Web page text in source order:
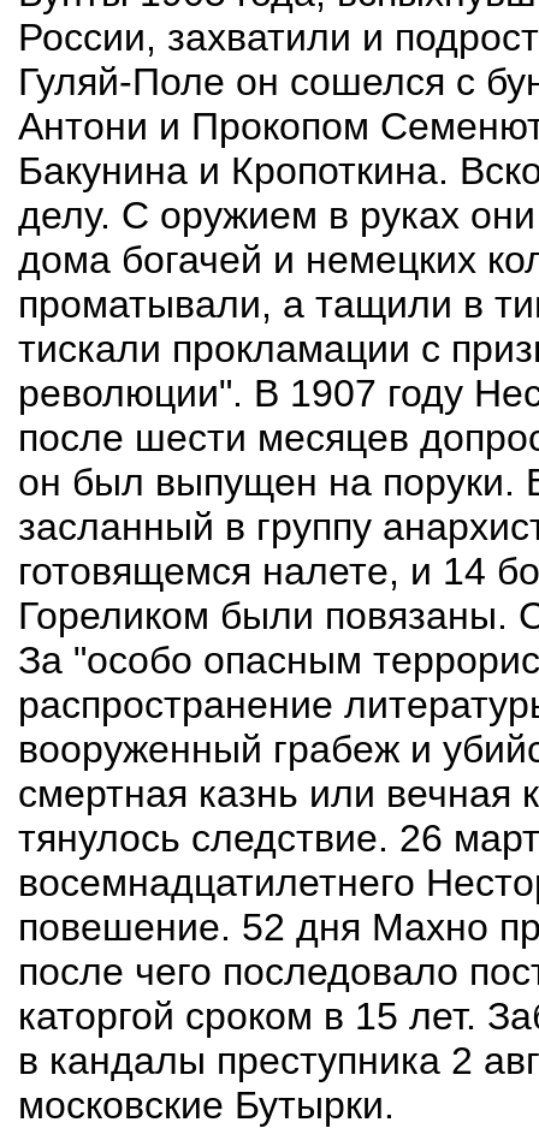
России, захватили и
Гуляй-Поле он сошелся с
Антони и Прокопом
Бакунина и Кропоткина.
делу. С оружием в руках
дома богачей и немецких
проматывали, а тащили в
тискали прокламации с
революции". В 1907 году
после шести месяцев
он был выпущен на поруки.
засланный в группу
готовящемся налете, и 14
Гореликом были повязаны.
За "особо опасным
распространение
вооруженный грабеж и
смертная казнь или вечная
тянулось следствие. 26
восемнадцатилетнего
повешение. 52 дня Махно
после чего последовало
каторгой сроком в 15 лет.
в кандалы преступника 2
московские Бутырки.